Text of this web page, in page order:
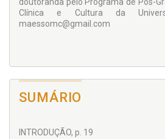
doutoranda pelo Programa de Pós-
Clínica e Cultura da
maessomc@gmail.com
SUMÁRIO
INTRODUÇÃO, p. 19